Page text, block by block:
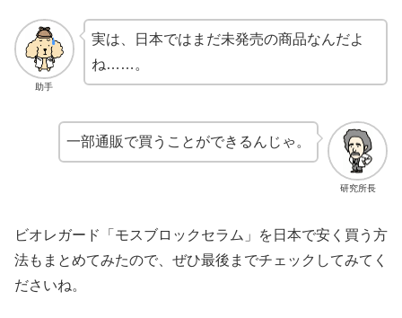
助手
実は、日本ではまだ未発売の商品なんだよ
ね……。
研究所長
一部通販で買うことができるんじゃ。
ビオレガード「モスブロックセラム」を日本で安く買う方
法もまとめてみたので、ぜひ最後までチェックしてみてく
ださいね。